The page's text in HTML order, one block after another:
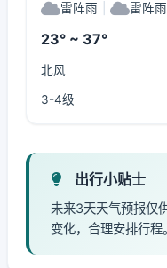
雷阵雨 雷阵雨
23° ~ 37°
北风
3-4级
出行小贴士
未来3天天气预报仅
变化，合理安排行程。